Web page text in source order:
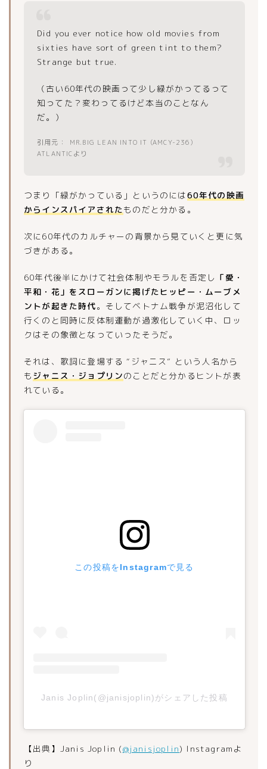
Did you ever notice how old movies from
sixties have sort of green tint to them?
Strange but true.
（古い60年代の映画って少し緑がかってるって
知ってた？変わってるけど本当のことなん
だ。）
MR.BIG LEAN INTO IT (AMCY-236)
ATLANTICより
つまり「緑がかっている」というのには60年代の映画
からインスパイアされた ものだと分かる。
次に60年代のカルチャーの背景から見ていくと更に気
づきがある。
60年代後半にかけて社会体制やモラルを否定し 「愛・
平和・花」をスローガンに掲げたヒッピー・ムーブメ
ントが起きた時代。そしてベトナム戦争が泥沼化して
行くのと同時に反体制運動が過激化していく中、ロッ
クはその象徴となっていったそうだ。
それは、歌詞に登場する “ジャニス” という人名から
も ジャニス・ジョプリンのことだと分かるヒントが表
れている。
この投稿をInstagramで見る
Janis Joplin(@janisjoplin)がシェアした投稿
【出典】Janis Joplin (@janisjoplin) Instagramよ
り